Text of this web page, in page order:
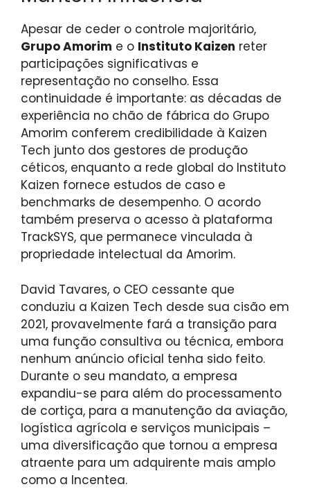
Apesar de ceder o controle majoritário,
Grupo Amorim e o Instituto Kaizen reter
participações significativas e
representação no conselho. Essa
continuidade é importante: as décadas de
experiência no chão de fábrica do Grupo
Amorim conferem credibilidade à Kaizen
Tech junto dos gestores de produção
céticos, enquanto a rede global do Instituto
Kaizen fornece estudos de caso e
benchmarks de desempenho. O acordo
também preserva o acesso à plataforma
TrackSYS, que permanece vinculada à
propriedade intelectual da Amorim.
David Tavares, o CEO cessante que
conduziu a Kaizen Tech desde sua cisão em
2021, provavelmente fará a transição para
uma função consultiva ou técnica, embora
nenhum anúncio oficial tenha sido feito.
Durante o seu mandato, a empresa
expandiu-se para além do processamento
de cortiça, para a manutenção da aviação,
logística agrícola e serviços municipais –
uma diversificação que tornou a empresa
atraente para um adquirente mais amplo
como a Incentea.